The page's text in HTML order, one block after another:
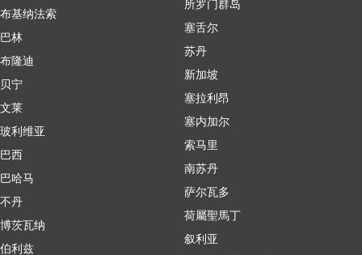
布基纳法索
巴林
布隆迪
贝宁
文莱
玻利维亚
巴西
巴哈马
不丹
博茨瓦纳
伯利兹
所罗门群岛
塞舌尔
苏丹
新加坡
塞拉利昂
塞内加尔
索马里
南苏丹
萨尔瓦多
荷屬聖馬丁
叙利亚